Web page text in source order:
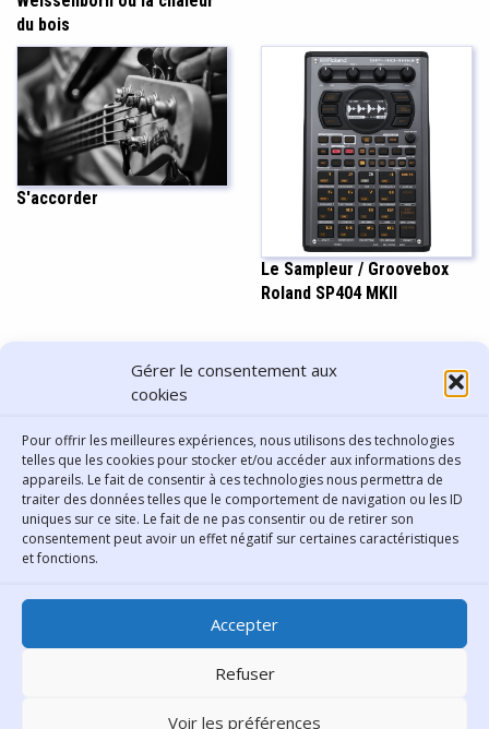
Gérer le consentement aux
cookies
Pour offrir les meilleures expériences, nous utilisons des technologies
telles que les cookies pour stocker et/ou accéder aux informations des
appareils. Le fait de consentir à ces technologies nous permettra de
traiter des données telles que le comportement de navigation ou les ID
uniques sur ce site. Le fait de ne pas consentir ou de retirer son
consentement peut avoir un effet négatif sur certaines caractéristiques
et fonctions.
Accepter
Refuser
Voir les préférences
du bois
S'accorder
Le Sampleur / Groovebox
Roland SP404 MKII
PARTAGER CET ARTICLE
Bibliothèque municipale de
Lyon
30 Boulevard Vivier-Merle